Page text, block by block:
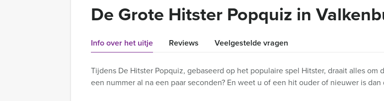
De Grote Hitster Popquiz in
Info over het uitje Reviews Veelgestelde vragen
Tijdens De Hitster Popquiz, gebaseerd op het populaire spel Hitster, draait alles
een nummer al na een paar seconden? En weet u of een hit ouder of nieuwer is dan